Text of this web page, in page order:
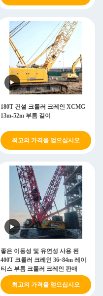
180T 건설 크롤러 크레인 XCMG
13m-52m 부름 길이
최고의 가격을 얻으십시오
좋은 이동성 및 유연성 사용 된
400T 크롤러 크레인 36~84m 레이
티스 부름 크롤러 크레인 판매
최고의 가격을 얻으십시오